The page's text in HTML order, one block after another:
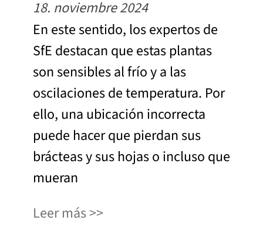
18. noviembre 2024
En este sentido, los expertos de
SfE destacan que estas plantas
son sensibles al frío y a las
oscilaciones de temperatura. Por
ello, una ubicación incorrecta
puede hacer que pierdan sus
brácteas y sus hojas o incluso que
mueran
Leer más